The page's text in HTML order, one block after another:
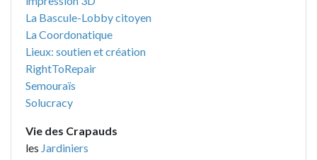
La Bascule-Lobby citoyen
La Coordonatique
Lieux: soutien et création
RightToRepair
Semouraïs
Solucracy
Vie des Crapauds
les Jardiniers